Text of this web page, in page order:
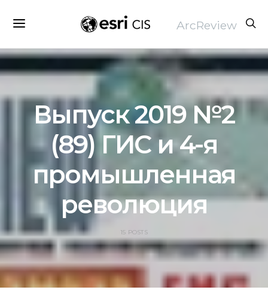
ArcReview
Выпуск 2019 №2
(89) ГИС и 4-я
промышленная
революция
15 POSTS